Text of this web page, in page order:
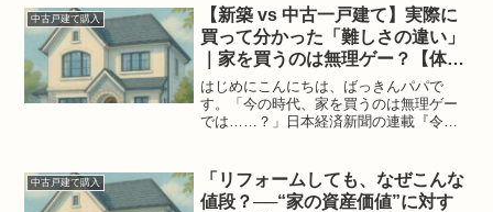
他人事のように感じている方が多い
――。けれど、それは...
中古戸建て購入
【新築 vs 中古一戸建て】実際に
買って分かった「難しさの違い」
｜家を買うのは無理ゲー？【体験
談】
はじめにこんにちは、ばっきんパパで
す。「今の時代、家を買うのは無理ゲー
では……？」日本経済新聞の連載『令和
す。私自身も、世帯年収500万円台で家探
しをしていた当時、新...
中古戸建て購入
「リフォームしても、なぜこんな
値段？──“家の資産価値”に対す